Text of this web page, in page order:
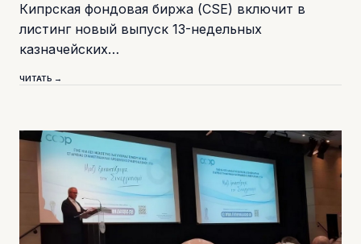
Кипрская фондовая биржа (CSE) включит в
листинг новый выпуск 13-недельных
казначейских…
ЧИТАТЬ →